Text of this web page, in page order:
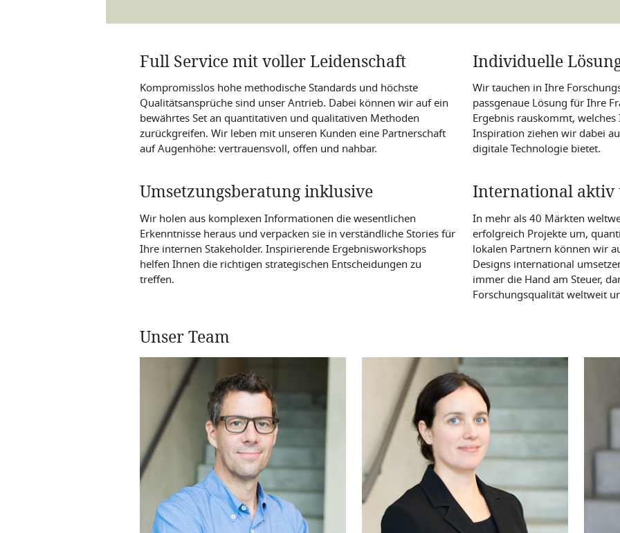
Full Service mit voller Leidenschaft
Kompromisslos hohe methodische Standards und höchste
Qualitätsansprüche sind unser Antrieb. Dabei können wir auf ein
bewährtes Set an quantitativen und qualitativen Methoden
zurückgreifen. Wir leben mit unseren Kunden eine Partnerschaft
auf Augenhöhe: vertrauensvoll, offen und nahbar.
Individuelle
Wir tauchen in Ihre
passgenaue Lösung für Ihre
Ergebnis rauskommt,
Inspiration ziehen wir dabei
digitale Technologie bietet.
Umsetzungsberatung inklusive
Wir holen aus komplexen Informationen die wesentlichen
Erkenntnisse heraus und verpacken sie in verständliche Stories für
Ihre internen Stakeholder. Inspirierende Ergebnisworkshops
helfen Ihnen die richtigen strategischen Entscheidungen zu
treffen.
International aktiv
In mehr als 40 Märkten
erfolgreich Projekte um,
lokalen Partnern können wir
Designs international
immer die Hand am Steuer,
Forschungsqualität weltweit
Unser Team